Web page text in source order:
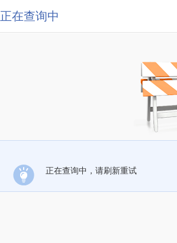
正在查询中
正在查询中，请刷新重试